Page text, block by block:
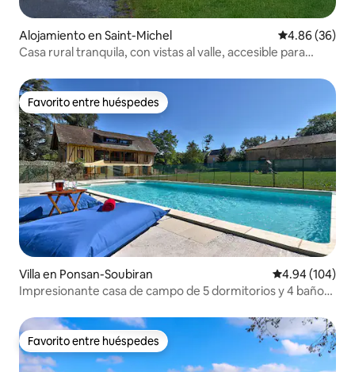
Alojamiento en Saint-Michel Calificación
4.86 (36)
Casa rural tranquila, con vistas al valle, accesible para
Favorito entre huéspedes
Favorito entre huéspedes
Villa en Ponsan-Soubiran Calificación
4.94 (104)
Impresionante casa de campo de 5 dormitorios y 4 baños
Favorito entre huéspedes
Favorito entre huéspedes